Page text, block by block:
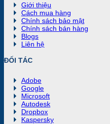
Giới thiệu
Cách mua hàng
Chính sách bảo mật
Chính sách bán hàng
Blogs
Liên hệ
ĐỐI TÁC
Adobe
Google
Microsoft
Autodesk
Dropbox
Kaspersky